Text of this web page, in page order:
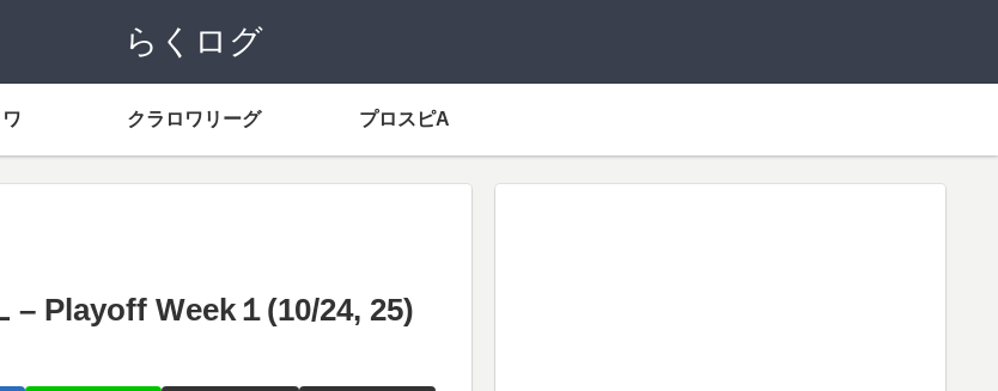
らくログ
クラロワリーグ プロスピA
– Playoff Week１(10/24, 25)